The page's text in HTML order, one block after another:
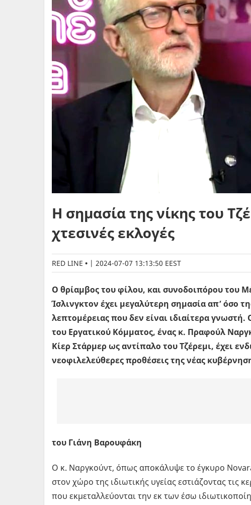
Η σημασία της νίκης του
χτεσινές εκλογές
RED LINE | 2024-07-07 13:13:50 EEST
Ο θρίαμβος του φίλου, και συνοδοιπόρου του
Ίσλινγκτον έχει μεγαλύτερη σημασία απ’ όσο
λεπτομέρειας που δεν είναι ιδιαίτερα
του Εργατικού Κόμματος, ένας κ. Πραφούλ
Κίερ Στάρμερ ως αντίπαλο του Τζέρεμι, έχει
νεοφιλελεύθερες προθέσεις της νέας
του Γιάνη Βαρουφάκη
Ο κ. Ναργκούντ, όπως αποκάλυψε το έγκυρο
στον χώρο της ιδιωτικής υγείας εστιάζοντας τις
που εκμεταλλεύονται την εκ των έσω